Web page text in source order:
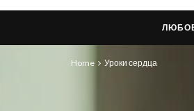
Home Уроки сердца